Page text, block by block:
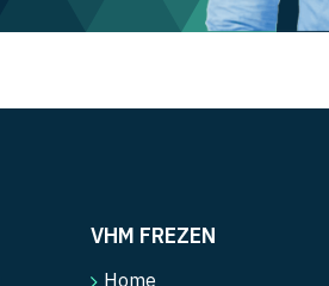
VHM FREZEN
Home